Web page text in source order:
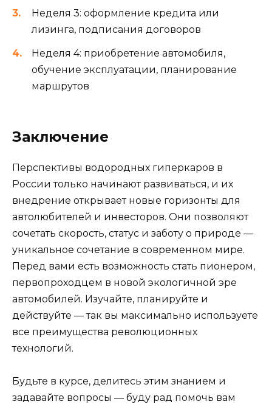
Неделя 3: оформление кредита или
лизинга, подписания договоров
Неделя 4: приобретение автомобиля,
обучение эксплуатации, планирование
маршрутов
Заключение
Перспективы водородных гиперкаров в
России только начинают развиваться, и их
внедрение открывает новые горизонты для
автолюбителей и инвесторов. Они позволяют
сочетать скорость, статус и заботу о природе —
уникальное сочетание в современном мире.
Перед вами есть возможность стать пионером,
первопроходцем в новой экологичной эре
автомобилей. Изучайте, планируйте и
действуйте — так вы максимально используете
все преимущества революционных
технологий.
Будьте в курсе, делитесь этим знанием и
задавайте вопросы — буду рад помочь вам